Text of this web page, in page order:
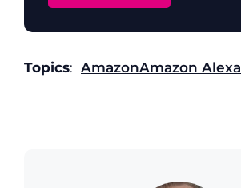
Topics: AmazonAmazon Alexa